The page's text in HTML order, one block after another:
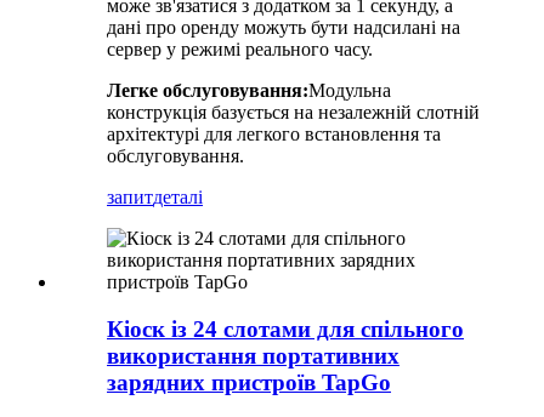
може зв'язатися з додатком за 1 секунду, а
дані про оренду можуть бути надсилані на
сервер у режимі реального часу.
Легке обслуговування:Модульна
конструкція базується на незалежній слотній
архітектурі для легкого встановлення та
обслуговування.
запитдеталі
Кіоск із 24 слотами для спільного
використання портативних
зарядних пристроїв TapGo